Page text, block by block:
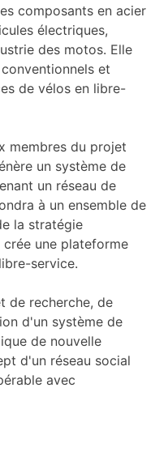
composants en acier
électriques,
des motos. Elle
et
de vélos en libre-
membres du projet
un système de
un réseau de
à un ensemble de
la stratégie
une plateforme
service.
de recherche, de
d'un système de
de nouvelle
d'un réseau social
avec